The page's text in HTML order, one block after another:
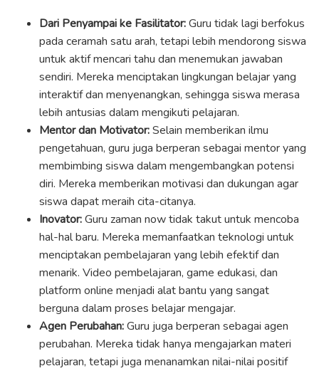
Dari Penyampai ke Fasilitator:Guru tidak lagi berfokus
pada ceramah satu arah, tetapi lebih mendorong siswa
untuk aktif mencari tahu dan menemukan jawaban
sendiri. Mereka menciptakan lingkungan belajar yang
interaktif dan menyenangkan, sehingga siswa merasa
lebih antusias dalam mengikuti pelajaran.
Mentor dan Motivator:Selain memberikan ilmu
pengetahuan, guru juga berperan sebagai mentor yang
membimbing siswa dalam mengembangkan potensi
diri. Mereka memberikan motivasi dan dukungan agar
siswa dapat meraih cita-citanya.
Inovator:Guru zaman now tidak takut untuk mencoba
hal-hal baru. Mereka memanfaatkan teknologi untuk
menciptakan pembelajaran yang lebih efektif dan
menarik. Video pembelajaran, game edukasi, dan
platform online menjadi alat bantu yang sangat
berguna dalam proses belajar mengajar.
Agen Perubahan:Guru juga berperan sebagai agen
perubahan. Mereka tidak hanya mengajarkan materi
pelajaran, tetapi juga menanamkan nilai-nilai positif